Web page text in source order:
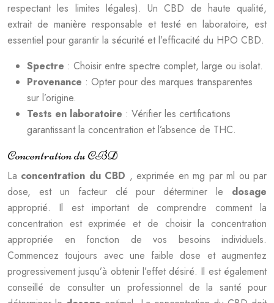
respectant les limites légales). Un CBD de haute qualité,
extrait de manière responsable et testé en laboratoire, est
essentiel pour garantir la sécurité et l’efficacité du HPO CBD.
Spectre : Choisir entre spectre complet, large ou isolat.
Provenance : Opter pour des marques transparentes
sur l’origine.
Tests en laboratoire : Vérifier les certifications
garantissant la concentration et l’absence de THC.
Concentration du CBD
La concentration du CBD , exprimée en mg par ml ou par
dose, est un facteur clé pour déterminer le dosage
approprié. Il est important de comprendre comment la
concentration est exprimée et de choisir la concentration
appropriée en fonction de vos besoins individuels.
Commencez toujours avec une faible dose et augmentez
progressivement jusqu’à obtenir l’effet désiré. Il est également
conseillé de consulter un professionnel de la santé pour